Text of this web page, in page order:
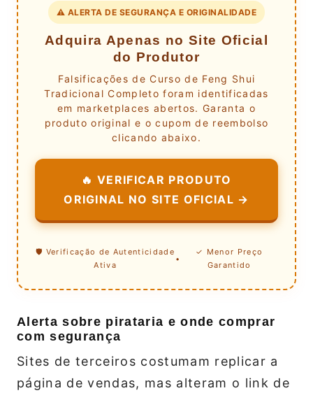
⚠️ ALERTA DE SEGURANÇA E ORIGINALIDADE
Adquira Apenas no Site Oficial
do Produtor
Falsificações de Curso de Feng Shui
Tradicional Completo foram identificadas
em marketplaces abertos. Garanta o
produto original e o cupom de reembolso
clicando abaixo.
🔥 VERIFICAR PRODUTO
ORIGINAL NO SITE OFICIAL →
🛡️ Verificação de Autenticidade
Ativa
•
✓ Menor Preço
Garantido
Alerta sobre pirataria e onde comprar
com segurança
Sites de terceiros costumam replicar a
página de vendas, mas alteram o link de